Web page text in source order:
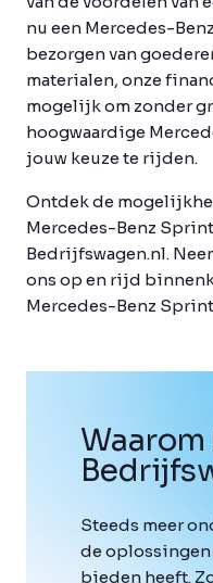
nu een Mercedes-
bezorgen van
materialen, onze
mogelijk om zonder
hoogwaardige
jouw keuze te rijden.
Ontdek de
Mercedes-Benz
Bedrijfswagen.nl.
ons op en rijd
Mercedes-Benz
Steeds meer
de
bieden heeft.